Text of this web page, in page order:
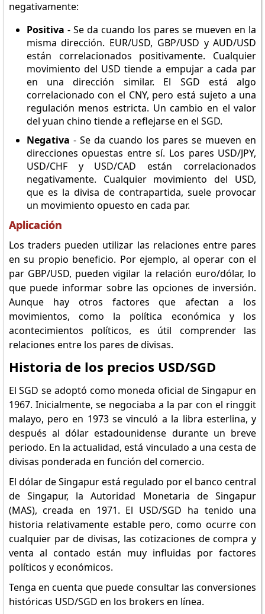
negativamente:
Positiva - Se da cuando los pares se mueven en la
misma dirección. EUR/USD, GBP/USD y AUD/USD
están correlacionados positivamente. Cualquier
movimiento del USD tiende a empujar a cada par
en una dirección similar. El SGD está algo
correlacionado con el CNY, pero está sujeto a una
regulación menos estricta. Un cambio en el valor
del yuan chino tiende a reflejarse en el SGD.
Negativa - Se da cuando los pares se mueven en
direcciones opuestas entre sí. Los pares USD/JPY,
USD/CHF y USD/CAD están correlacionados
negativamente. Cualquier movimiento del USD,
que es la divisa de contrapartida, suele provocar
un movimiento opuesto en cada par.
Aplicación
Los traders pueden utilizar las relaciones entre pares
en su propio beneficio. Por ejemplo, al operar con el
par GBP/USD, pueden vigilar la relación euro/dólar, lo
que puede informar sobre las opciones de inversión.
Aunque hay otros factores que afectan a los
movimientos, como la política económica y los
acontecimientos políticos, es útil comprender las
relaciones entre los pares de divisas.
Historia de los precios USD/SGD
El SGD se adoptó como moneda oficial de Singapur en
1967. Inicialmente, se negociaba a la par con el ringgit
malayo, pero en 1973 se vinculó a la libra esterlina, y
después al dólar estadounidense durante un breve
periodo. En la actualidad, está vinculado a una cesta de
divisas ponderada en función del comercio.
El dólar de Singapur está regulado por el banco central
de Singapur, la Autoridad Monetaria de Singapur
(MAS), creada en 1971. El USD/SGD ha tenido una
historia relativamente estable pero, como ocurre con
cualquier par de divisas, las cotizaciones de compra y
venta al contado están muy influidas por factores
políticos y económicos.
Tenga en cuenta que puede consultar las conversiones
históricas USD/SGD en los brokers en línea.